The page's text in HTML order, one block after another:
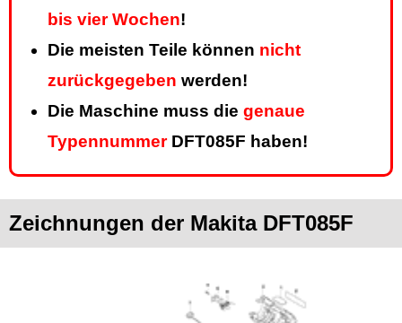
bis vier Wochen!
Die meisten Teile können nicht
zurückgegeben werden!
Die Maschine muss die genaue
TypennummerDFT085F haben!
Zeichnungen der Makita DFT085F